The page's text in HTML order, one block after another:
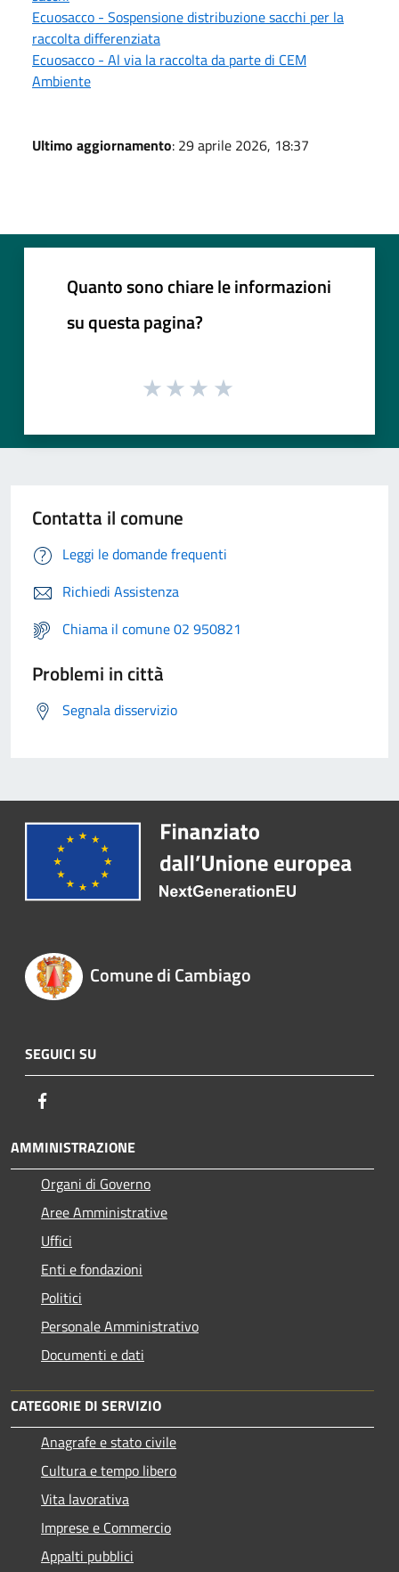
Ecuosacco - Sospensione distribuzione sacchi per la
raccolta differenziata
Ecuosacco - Al via la raccolta da parte di CEM
Ambiente
Ultimo aggiornamento: 29 aprile 2026, 18:37
Quanto sono chiare le informazioni
su questa pagina?
Contatta il comune
Leggi le domande frequenti
Richiedi Assistenza
Chiama il comune 02 950821
Problemi in città
Segnala disservizio
Comune di Cambiago
SEGUICI SU
AMMINISTRAZIONE
Organi di Governo
Aree Amministrative
Uffici
Enti e fondazioni
Politici
Personale Amministrativo
Documenti e dati
CATEGORIE DI SERVIZIO
Anagrafe e stato civile
Cultura e tempo libero
Vita lavorativa
Imprese e Commercio
Appalti pubblici